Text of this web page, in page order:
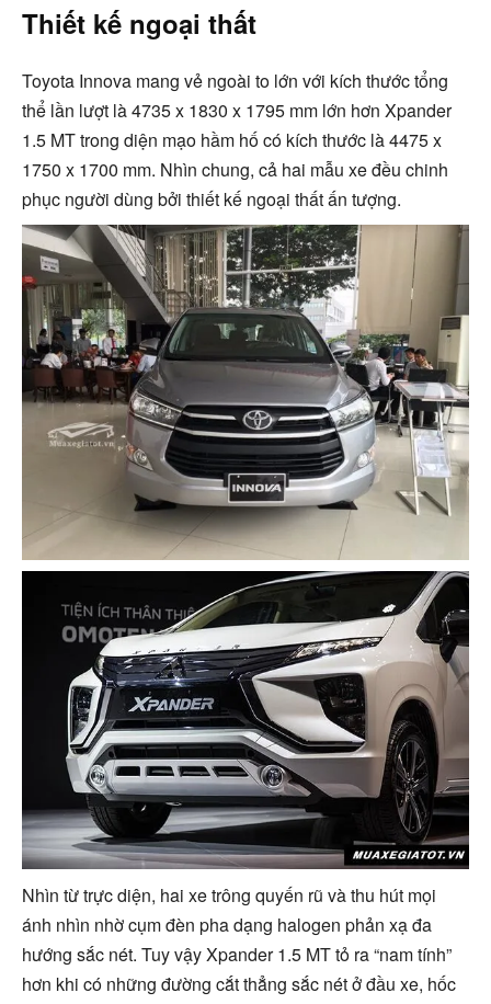
Thiết kế ngoại thất
Toyota Innova mang vẻ ngoài to lớn với kích thước tổng
thể lần lượt là 4735 x 1830 x 1795 mm lớn hơn Xpander
1.5 MT trong diện mạo hầm hố có kích thước là 4475 x
1750 x 1700 mm. Nhìn chung, cả hai mẫu xe đều chinh
phục người dùng bởi thiết kế ngoại thất ấn tượng.
Nhìn từ trực diện, hai xe trông quyến rũ và thu hút mọi
ánh nhìn nhờ cụm đèn pha dạng halogen phản xạ đa
hướng sắc nét. Tuy vậy Xpander 1.5 MT tỏ ra “nam tính”
hơn khi có những đường cắt thẳng sắc nét ở đầu xe, hốc